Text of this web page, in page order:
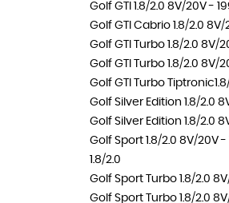
Golf GTI 1.8/2.0 8V/20V -
Golf GTI Cabrio 1.8/2.0 8V/
Golf GTI Turbo 1.8/2.0
Golf GTI Turbo 1.8/2.0
Golf GTI Turbo
Golf Silver Edition 1.8/2.0
Golf Silver Edition 1.8/2.0
Golf Sport 1.8/2.0 8V/20V -
1.8/2.0
Golf Sport Turbo 1.8/2.0
Golf Sport Turbo 1.8/2.0